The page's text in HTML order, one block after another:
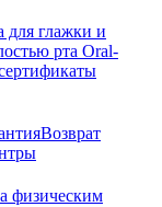
для глажки и
рта Oral-
Возврат
физическим